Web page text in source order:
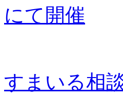
にて開催
すまいる